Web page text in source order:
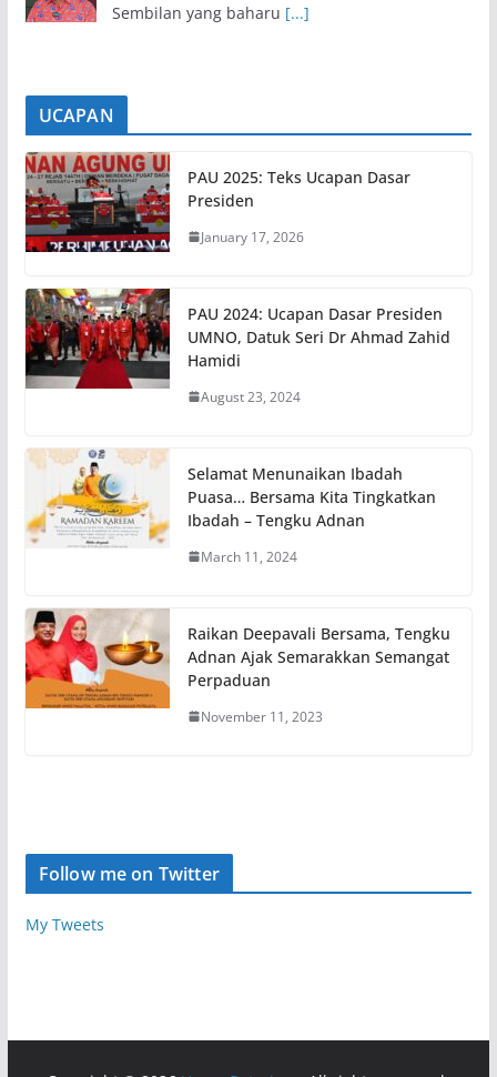
Sembilan yang baharu [...]
UCAPAN
PAU 2025: Teks Ucapan Dasar
Presiden
January 17, 2026
PAU 2024: Ucapan Dasar Presiden
UMNO, Datuk Seri Dr Ahmad Zahid
Hamidi
August 23, 2024
Selamat Menunaikan Ibadah
Puasa… Bersama Kita Tingkatkan
Ibadah – Tengku Adnan
March 11, 2024
Raikan Deepavali Bersama, Tengku
Adnan Ajak Semarakkan Semangat
Perpaduan
November 11, 2023
Follow me on Twitter
My Tweets